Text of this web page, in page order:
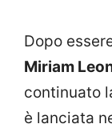
Dopo
Miriam
continuato
è lanciata